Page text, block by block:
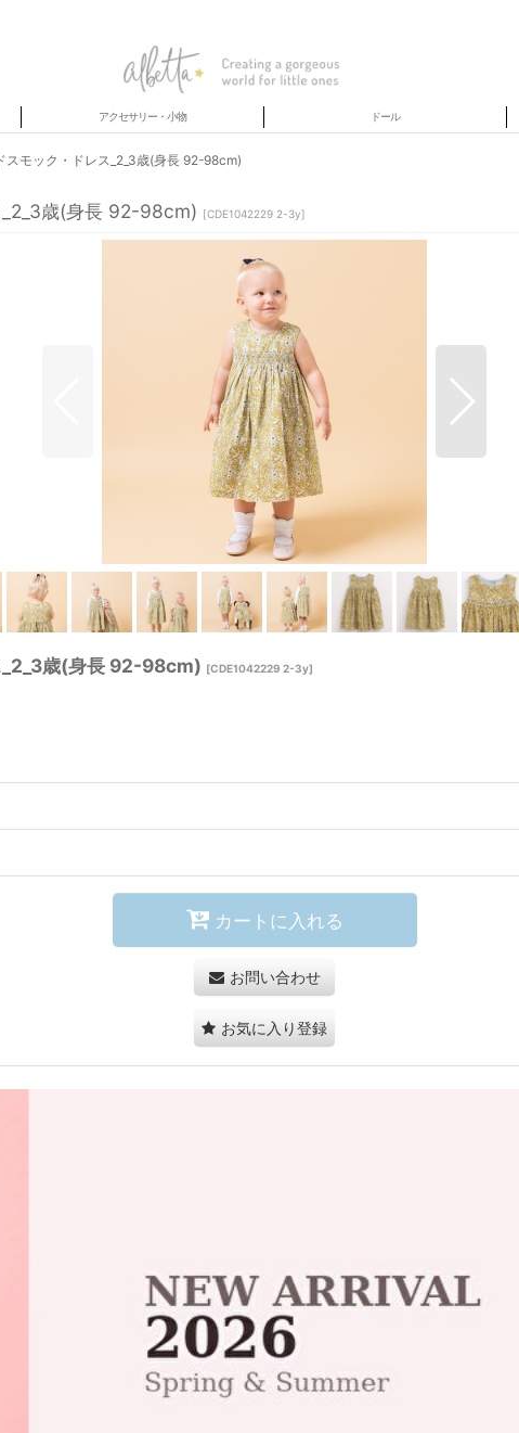
アクセサリー・小物 ドール
モック・ドレス_2_3歳(身長 92-98cm)
_2_3歳(身長 92-98cm) [CDE1042229 2-3y]
_2_3歳(身長 92-98cm) [CDE1042229 2-3y]
カートに入れる
お問い合わせ
お気に入り登録